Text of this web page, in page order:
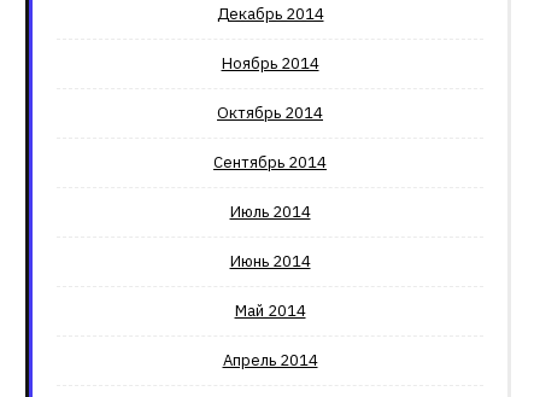
Декабрь 2014
Ноябрь 2014
Октябрь 2014
Сентябрь 2014
Июль 2014
Июнь 2014
Май 2014
Апрель 2014